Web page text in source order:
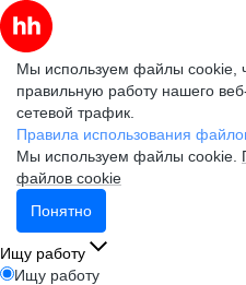
Мы используем файлы cookie,
правильную работу нашего
сетевой трафик.
Правила использования
Мы используем файлы cookie.
файлов cookie
Понятно
Ищу работу
Ищу работу